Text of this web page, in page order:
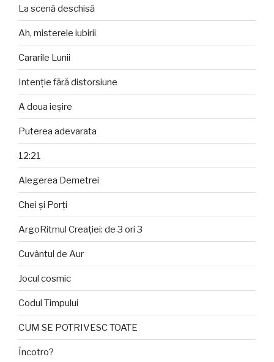
La scenă deschisă
Ah, misterele iubirii
Cararile Lunii
Intenție fără distorsiune
A doua ieșire
Puterea adevarata
12:21
Alegerea Demetrei
Chei și Porți
ArgoRitmul Creației: de 3 ori 3
Cuvântul de Aur
Jocul cosmic
Codul Timpului
CUM SE POTRIVESC TOATE
Încotro?